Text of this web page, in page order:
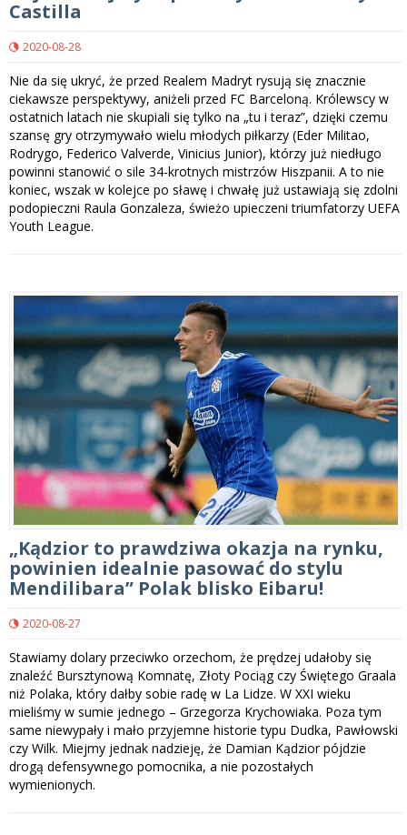
Castilla
2020-08-28
Nie da się ukryć, że przed Realem Madryt rysują się znacznie
ciekawsze perspektywy, aniżeli przed FC Barceloną. Królewscy w
ostatnich latach nie skupiali się tylko na „tu i teraz”, dzięki czemu
szansę gry otrzymywało wielu młodych piłkarzy (Eder Militao,
Rodrygo, Federico Valverde, Vinicius Junior), którzy już niedługo
powinni stanowić o sile 34-krotnych mistrzów Hiszpanii. A to nie
koniec, wszak w kolejce po sławę i chwałę już ustawiają się zdolni
podopieczni Raula Gonzaleza, świeżo upieczeni triumfatorzy UEFA
Youth League.
„Kądzior to prawdziwa okazja na rynku,
powinien idealnie pasować do stylu
Mendilibara” Polak blisko Eibaru!
2020-08-27
Stawiamy dolary przeciwko orzechom, że prędzej udałoby się
znaleźć Bursztynową Komnatę, Złoty Pociąg czy Świętego Graala
niż Polaka, który dałby sobie radę w La Lidze. W XXI wieku
mieliśmy w sumie jednego – Grzegorza Krychowiaka. Poza tym
same niewypały i mało przyjemne historie typu Dudka, Pawłowski
czy Wilk. Miejmy jednak nadzieję, że Damian Kądzior pójdzie
drogą defensywnego pomocnika, a nie pozostałych
wymienionych.